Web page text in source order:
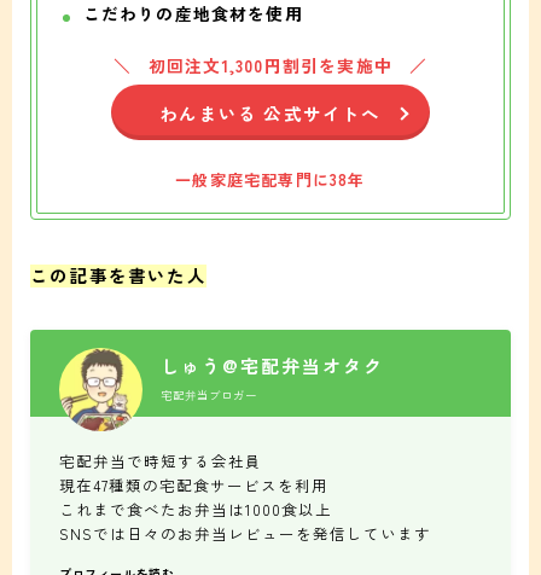
こだわりの産地食材を使用
初回注文1,300円割引を実施中
わんまいる 公式サイトへ
一般家庭宅配専門に38年
この記事を書いた人
しゅう@宅配弁当オタク
宅配弁当ブロガー
宅配弁当で時短する会社員
現在47種類の宅配食サービスを利用
これまで食べたお弁当は1000食以上
SNSでは日々のお弁当レビューを発信しています